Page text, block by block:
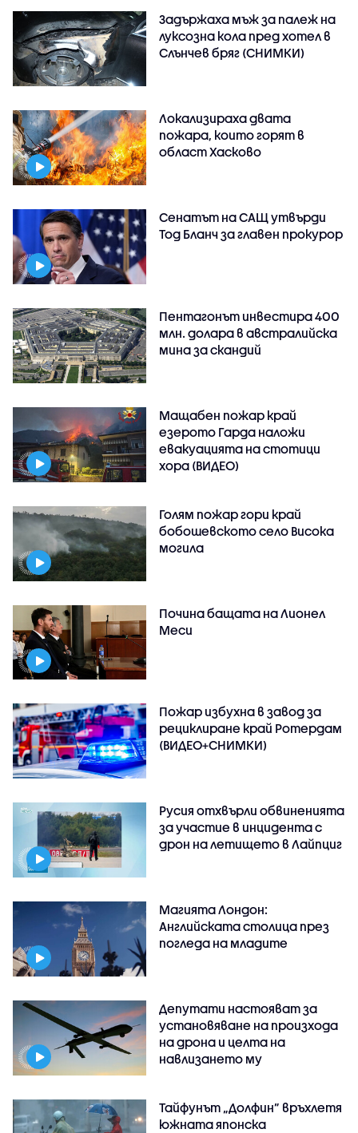
Задържаха мъж за палеж на
луксозна кола пред хотел в
Слънчев бряг (СНИМКИ)
Локализираха двата
пожара, които горят в
област Хасково
Сенатът на САЩ утвърди
Тод Бланч за главен прокурор
Пентагонът инвестира 400
млн. долара в австралийска
мина за скандий
Мащабен пожар край
езерото Гарда наложи
евакуацията на стотици
хора (ВИДЕО)
Голям пожар гори край
бобошевското село Висока
могила
Почина бащата на Лионел
Меси
Пожар избухна в завод за
рециклиране край Ротердам
(ВИДЕО+СНИМКИ)
Русия отхвърли обвиненията
за участие в инцидента с
дрон на летището в Лайпциг
Магията Лондон:
Английската столица през
погледа на младите
Депутати настояват за
установяване на произхода
на дрона и целта на
навлизането му
Тайфунът „Долфин” връхлетя
южната японска